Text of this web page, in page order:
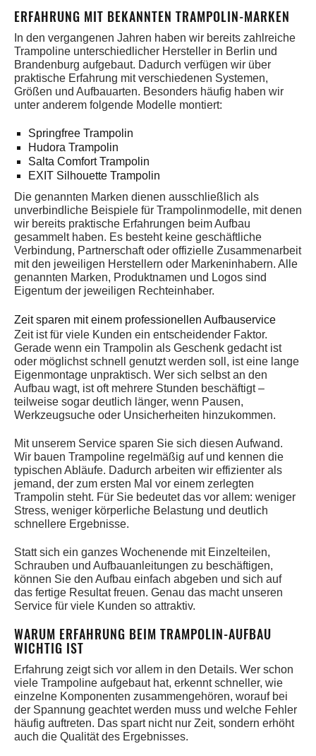
ERFAHRUNG MIT BEKANNTEN TRAMPOLIN-MARKEN
In den vergangenen Jahren haben wir bereits zahlreiche
Trampoline unterschiedlicher Hersteller in Berlin und
Brandenburg aufgebaut. Dadurch verfügen wir über
praktische Erfahrung mit verschiedenen Systemen,
Größen und Aufbauarten. Besonders häufig haben wir
unter anderem folgende Modelle montiert:
Springfree Trampolin
Hudora Trampolin
Salta Comfort Trampolin
EXIT Silhouette Trampolin
Die genannten Marken dienen ausschließlich als
unverbindliche Beispiele für Trampolinmodelle, mit denen
wir bereits praktische Erfahrungen beim Aufbau
gesammelt haben. Es besteht keine geschäftliche
Verbindung, Partnerschaft oder offizielle Zusammenarbeit
mit den jeweiligen Herstellern oder Markeninhabern. Alle
genannten Marken, Produktnamen und Logos sind
Eigentum der jeweiligen Rechteinhaber.
Zeit sparen mit einem professionellen Aufbauservice
Zeit ist für viele Kunden ein entscheidender Faktor.
Gerade wenn ein Trampolin als Geschenk gedacht ist
oder möglichst schnell genutzt werden soll, ist eine lange
Eigenmontage unpraktisch. Wer sich selbst an den
Aufbau wagt, ist oft mehrere Stunden beschäftigt –
teilweise sogar deutlich länger, wenn Pausen,
Werkzeugsuche oder Unsicherheiten hinzukommen.
Mit unserem Service sparen Sie sich diesen Aufwand.
Wir bauen Trampoline regelmäßig auf und kennen die
typischen Abläufe. Dadurch arbeiten wir effizienter als
jemand, der zum ersten Mal vor einem zerlegten
Trampolin steht. Für Sie bedeutet das vor allem: weniger
Stress, weniger körperliche Belastung und deutlich
schnellere Ergebnisse.
Statt sich ein ganzes Wochenende mit Einzelteilen,
Schrauben und Aufbauanleitungen zu beschäftigen,
können Sie den Aufbau einfach abgeben und sich auf
das fertige Resultat freuen. Genau das macht unseren
Service für viele Kunden so attraktiv.
WARUM ERFAHRUNG BEIM TRAMPOLIN-AUFBAU
WICHTIG IST
Erfahrung zeigt sich vor allem in den Details. Wer schon
viele Trampoline aufgebaut hat, erkennt schneller, wie
einzelne Komponenten zusammengehören, worauf bei
der Spannung geachtet werden muss und welche Fehler
häufig auftreten. Das spart nicht nur Zeit, sondern erhöht
auch die Qualität des Ergebnisses.